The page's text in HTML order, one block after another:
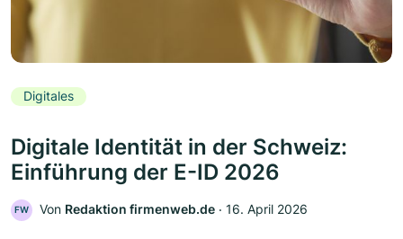
Digitales
Digitale Identität in der Schweiz:
Einführung der E-ID 2026
FW Von Redaktion firmenweb.de ‧ 16. April 2026